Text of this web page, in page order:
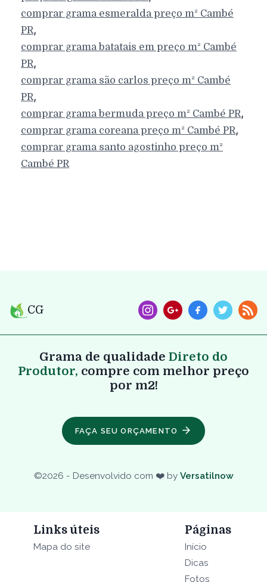
comprar grama esmeralda preço m² Cambé
PR,
comprar grama batatais em preço m² Cambé
PR,
comprar grama são carlos preço m² Cambé
PR,
comprar grama bermuda preço m² Cambé PR,
comprar grama coreana preço m² Cambé PR,
comprar grama santo agostinho preço m²
Cambé PR
CG
Grama de qualidade Direto do
Produtor, compre com melhor preço
por m2!
FAÇA SEU ORÇAMENTO
©2026 - Desenvolvido com ❤️ by Versatilnow
Links úteis
Mapa do site
Páginas
Início
Dicas
Fotos